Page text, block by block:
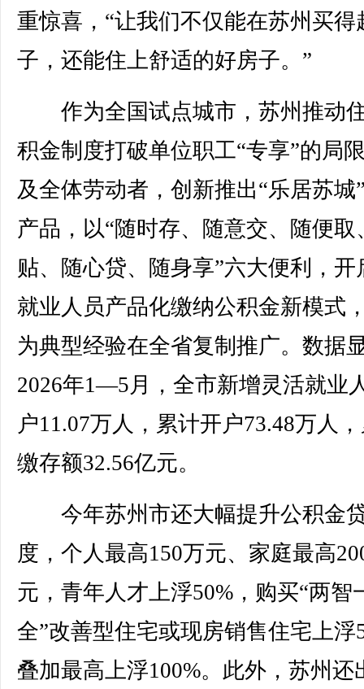
重惊喜，“让我们不仅能在苏州买得
子，还能住上舒适的好房子。”
作为全国试点城市，苏州推动
积金制度打破单位职工“专享”的局
及全体劳动者，创新推出“乐居苏城
产品，以“随时存、随意交、随便取
贴、随心贷、随身享”六大便利，开
就业人员产品化缴纳公积金新模式
为典型经验在全省复制推广。数据
2026年1—5月，全市新增灵活就业
户11.07万人，累计开户73.48万人
缴存额32.56亿元。
今年苏州市还大幅提升公积金
度，个人最高150万元、家庭最高
元，青年人才上浮50%，购买“两智
全”改善型住宅或现房销售住宅上浮
叠加最高上浮100%。此外，苏州还